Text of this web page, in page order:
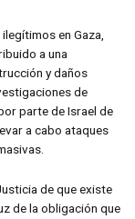
en Gaza,
a una
y daños
de
parte de Israel de
a cabo ataques
de que existe
de la obligación que